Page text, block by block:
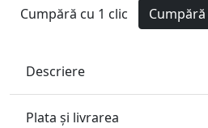
Cumpără cu 1 clic
Cumpără
Descriere
Plata și livrarea